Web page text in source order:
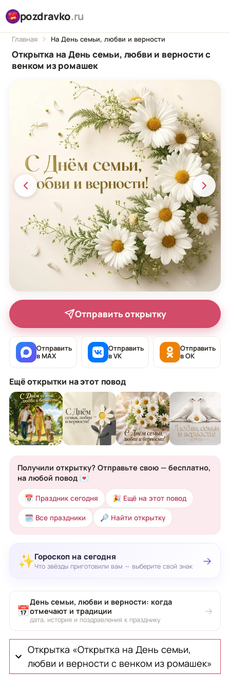
pozdravko.ru
Главная На День семьи, любви и верности
Открытка на День семьи, любви и верности с
венком из ромашек
Отправить открытку
Отправить
в MAX
Отправить
в VK
Отправить
в OK
Ещё открытки на этот повод
Получили открытку? Отправьте свою — бесплатно,
на любой повод 💌
📅 Праздник сегодня 🎉 Ещё на этот повод
🗓 Все праздники 🔎 Найти открытку
✨Гороскоп на сегодня
Что звёзды приготовили вам — выберите свой знак →
📅
День семьи, любви и верности: когда
отмечают и традиции
дата, история и поздравления к празднику
→
Открытка «Открытка на День семьи,
любви и верности с венком из ромашек»